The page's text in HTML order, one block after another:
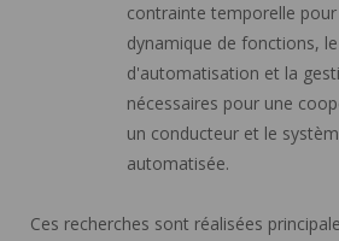
contrainte temporelle
dynamique de fonctions,
d'automatisation et la
nécessaires pour une
un conducteur et le
automatisée.
Ces recherches sont réalisées